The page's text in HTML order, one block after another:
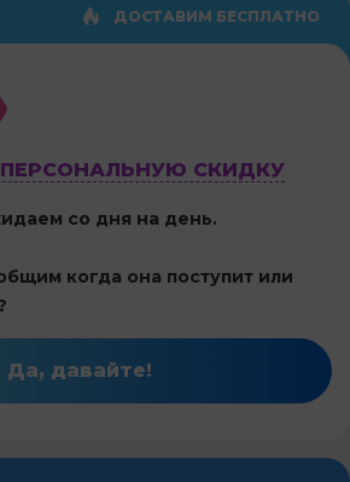
ДОСТАВИМ БЕСПЛАТНО
СКИДКУ
со дня на день.
когда она поступит или
Да, давайте!